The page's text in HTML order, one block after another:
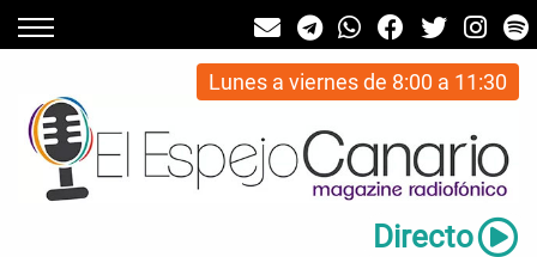
Lunes a viernes de 8:00 a 11:30
Directo